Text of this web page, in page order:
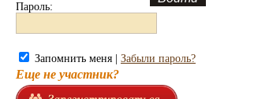
Пароль:
Запомнить меня | Забыли пароль?
Еще не участник?